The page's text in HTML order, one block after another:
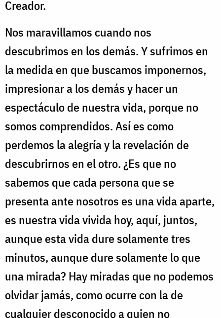
Creador.
Nos maravillamos cuando nos
descubrimos en los demás. Y sufrimos en
la medida en que buscamos imponernos,
impresionar a los demás y hacer un
espectáculo de nuestra vida, porque no
somos comprendidos. Así es como
perdemos la alegría y la revelación de
descubrirnos en el otro. ¿Es que no
sabemos que cada persona que se
presenta ante nosotros es una vida aparte,
es nuestra vida vivida hoy, aquí, juntos,
aunque esta vida dure solamente tres
minutos, aunque dure solamente lo que
una mirada? Hay miradas que no podemos
olvidar jamás, como ocurre con la de
cualquier desconocido a quien no